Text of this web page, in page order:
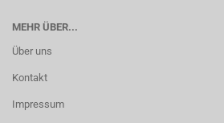
MEHR ÜBER...
Über uns
Kontakt
Impressum